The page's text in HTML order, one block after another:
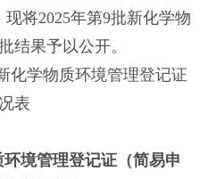
将2025年第9批新化学物
结果予以公开。
学物质环境管理登记证
表
境管理登记证（简易申